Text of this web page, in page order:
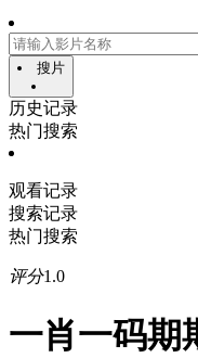
搜片
历史记录
热门搜索
观看记录
搜索记录
热门搜索
评分1.0
一肖一码期